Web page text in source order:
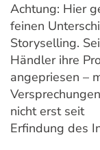
Achtung: Hier
feinen
Storyselling.
Händler ihre
angepriesen –
nicht erst seit
Erfindung des